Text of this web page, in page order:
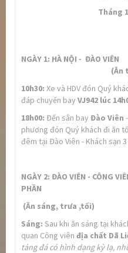
Tháng
NGÀY 1: HÀ NỘI -
(Ăn
10h30: Xe và HDV đón Quý
đáp chuyến bay VJ942 lúc
18h00: Đến sân bay Đào Viên -
phương đón Quý khách đi ăn
đêm tại Đào Viên - Khách sạn
NGÀY 2: ĐÀO VIÊN - CÔNG
PHẦN
(Ăn sáng, trưa ,tối)
Sáng: Sau khi ăn sáng tại
quan Công viên địa chất Dã
tảng đá có hình dạng kỳ lạ,